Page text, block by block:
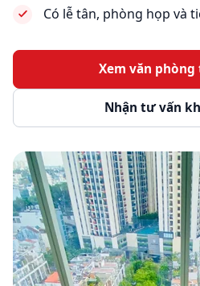
Có lễ tân, phòng họp và
Xem văn
Nhận tư vấn